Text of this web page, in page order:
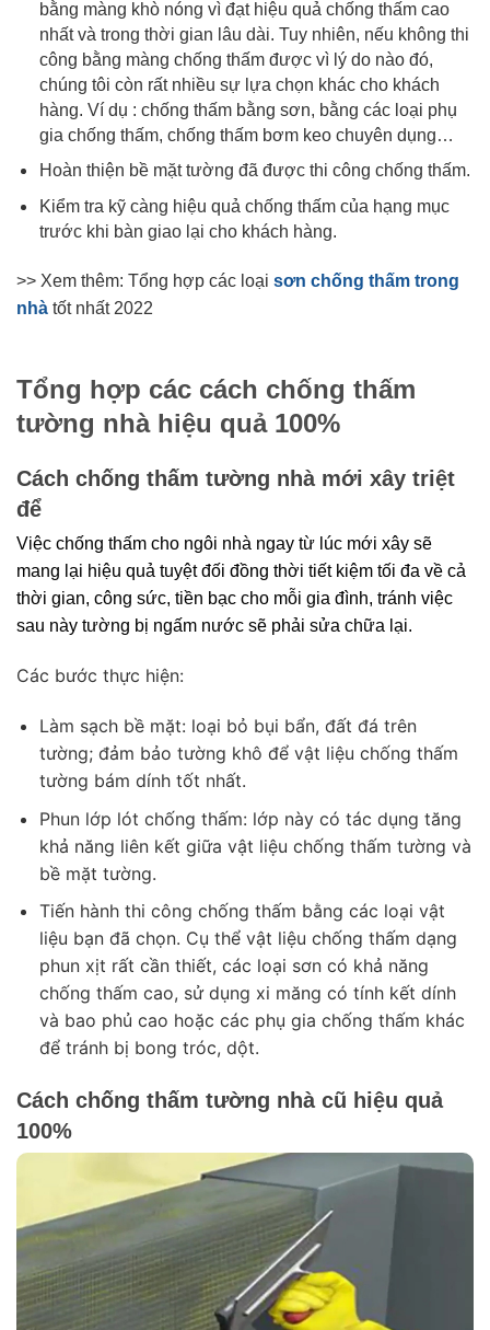
bằng màng khò nóng vì đạt hiệu quả chống thấm cao
nhất và trong thời gian lâu dài. Tuy nhiên, nếu không thi
công bằng màng chống thấm được vì lý do nào đó,
chúng tôi còn rất nhiều sự lựa chọn khác cho khách
hàng. Ví dụ : chống thấm bằng sơn, bằng các loại phụ
gia chống thấm, chống thấm bơm keo chuyên dụng…
Hoàn thiện bề mặt tường đã được thi công chống thấm.
Kiểm tra kỹ càng hiệu quả chống thấm của hạng mục
trước khi bàn giao lại cho khách hàng.
>> Xem thêm: Tổng hợp các loại sơn chống thấm trong
nhà tốt nhất 2022
Tổng hợp các cách chống thấm
tường nhà hiệu quả 100%
Cách chống thấm tường nhà mới xây triệt
để
Việc chống thấm cho ngôi nhà ngay từ lúc mới xây sẽ
mang lại hiệu quả tuyệt đối đồng thời tiết kiệm tối đa về cả
thời gian, công sức, tiền bạc cho mỗi gia đình, tránh việc
sau này tường bị ngấm nước sẽ phải sửa chữa lại.
Các bước thực hiện:
Làm sạch bề mặt: loại bỏ bụi bẩn, đất đá trên
tường; đảm bảo tường khô để vật liệu chống thấm
tường bám dính tốt nhất.
Phun lớp lót chống thấm: lớp này có tác dụng tăng
khả năng liên kết giữa vật liệu chống thấm tường và
bề mặt tường.
Tiến hành thi công chống thấm bằng các loại vật
liệu bạn đã chọn. Cụ thể vật liệu chống thấm dạng
phun xịt rất cần thiết, các loại sơn có khả năng
chống thấm cao, sử dụng xi măng có tính kết dính
và bao phủ cao hoặc các phụ gia chống thấm khác
để tránh bị bong tróc, dột.
Cách chống thấm tường nhà cũ hiệu quả
100%